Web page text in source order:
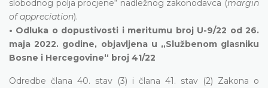
slobodnog polja procjene“ nadležnog zakonodavca (margin
of appreciation).
• Odluka o dopustivosti i meritumu broj U-9/22 od 26.
maja 2022. godine, objavljena u „Službenom glasniku
Bosne i Hercegovine“ broj 41/22
Odredbe člana 40. stav (3) i člana 41. stav (2) Zakona o